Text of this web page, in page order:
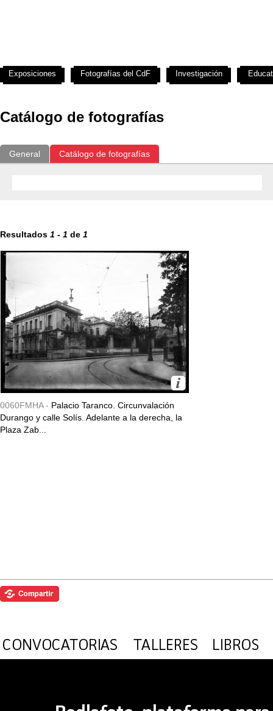
Catálogo de fotografías
General Catálogo de fotografías
Resultados 1 - 1 de 1
0060FMHA - Palacio Taranco. Circunvalación
Durango y calle Solís. Adelante a la derecha, la
Plaza Zab...
Exposiciones Fotografías del CdF Investigación